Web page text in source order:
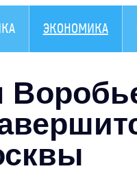
ЭКОНОМИКА